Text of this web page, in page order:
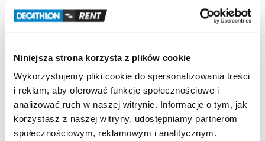
Niniejsza strona korzysta z plików cookie
Wykorzystujemy pliki cookie do spersonalizowania treści
i reklam, aby oferować funkcje społecznościowe i
analizować ruch w naszej witrynie. Informacje o tym, jak
korzystasz z naszej witryny, udostępniamy partnerom
społecznościowym, reklamowym i analitycznym.
przewracaniu się
Waga
Strona produktu w sklepie
Zasady wypożyczenia